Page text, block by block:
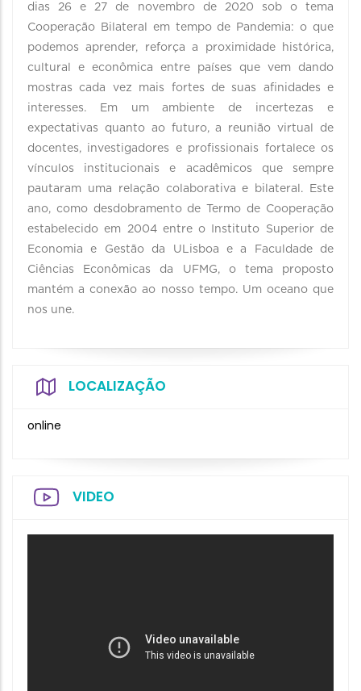
dias 26 e 27 de novembro de 2020 sob o tema
Cooperação Bilateral em tempo de Pandemia: o que
podemos aprender, reforça a proximidade histórica,
cultural e econômica entre países que vem dando
mostras cada vez mais fortes de suas afinidades e
interesses. Em um ambiente de incertezas e
expectativas quanto ao futuro, a reunião virtual de
docentes, investigadores e profissionais fortalece os
vínculos institucionais e acadêmicos que sempre
pautaram uma relação colaborativa e bilateral. Este
ano, como desdobramento de Termo de Cooperação
estabelecido em 2004 entre o Instituto Superior de
Economia e Gestão da ULisboa e a Faculdade de
Ciências Econômicas da UFMG, o tema proposto
mantém a conexão ao nosso tempo. Um oceano que
nos une.
LOCALIZAÇÃO
online
VIDEO